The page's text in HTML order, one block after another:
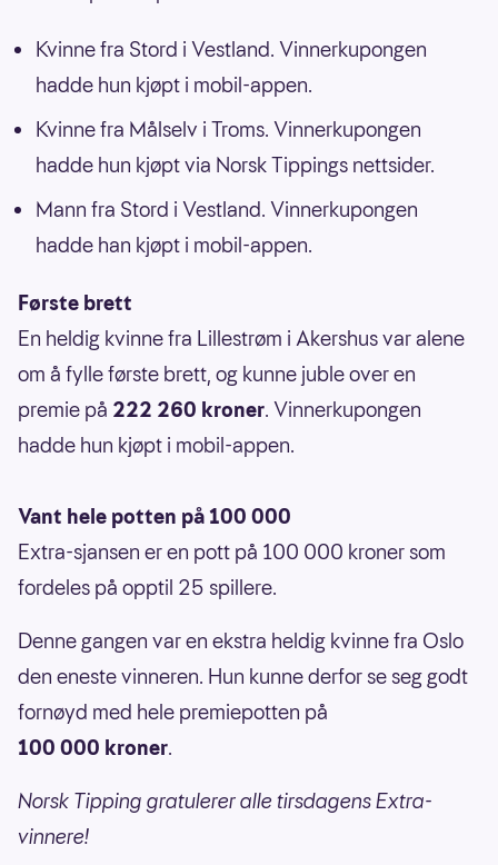
Kvinne fra Stord i Vestland. Vinnerkupongen
hadde hun kjøpt i mobil-appen.
Kvinne fra Målselv i Troms. Vinnerkupongen
hadde hun kjøpt via Norsk Tippings nettsider.
Mann fra Stord i Vestland. Vinnerkupongen
hadde han kjøpt i mobil-appen.
Første brett
En heldig kvinne fra Lillestrøm i Akershus var alene
om å fylle første brett, og kunne juble over en
premie på 222 260 kroner. Vinnerkupongen
hadde hun kjøpt i mobil-appen.
Vant hele potten på 100 000
Extra-sjansen er en pott på 100 000 kroner som
fordeles på opptil 25 spillere.
Denne gangen var en ekstra heldig kvinne fra Oslo
den eneste vinneren. Hun kunne derfor se seg godt
fornøyd med hele premiepotten på
100 000 kroner.
Norsk Tipping gratulerer alle tirsdagens Extra-
vinnere!